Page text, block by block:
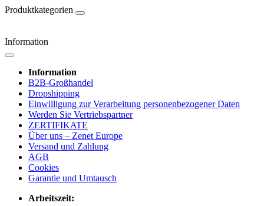
Produktkategorien
Information
Information
B2B-Großhandel
Dropshipping
Einwilligung zur Verarbeitung personenbezogener Daten
Werden Sie Vertriebspartner
ZERTIFIKATE
Über uns – Zenet Europe
Versand und Zahlung
AGB
Cookies
Garantie und Umtausch
Arbeitszeit: